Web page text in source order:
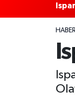
Isparta
Esnaf Diyor
BİLİM VE
Isparta
Isparta
Süper Lig
Tüm